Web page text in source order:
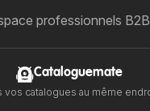
professionnels B2B
Cataloguemate
vos catalogues au même